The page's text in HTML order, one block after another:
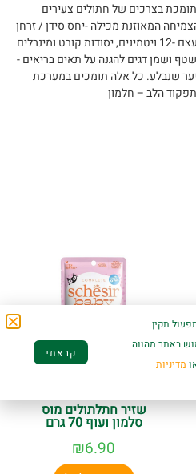
משחת החתלתולים של GimCat תומכת בצרכים של חתולים צעירים
המאוזנת מכילה -יחס סידן / זרחן
אופטימלי לקידום צמיחה ויצירת עצם -12 ויטמינים, יסודות קורט ומינרלים
ושמן דגים להגנה על תאים בריאים -
שנבלע. כל אלה תומכים במערכת
הלב – חלמון
שזיר חתלתולים מוס
סלמון ועוף 70 גרם
₪6.90
תקין
באתר מהווה
מדיניות
קראתי